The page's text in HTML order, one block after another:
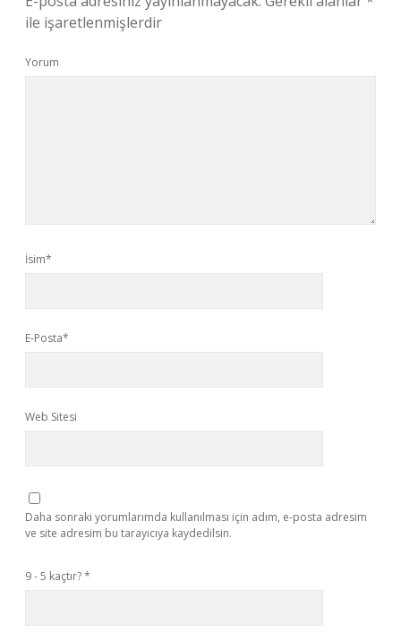
ile işaretlenmişlerdir
Yorum
İsim*
E-Posta*
Web Sitesi
Daha sonraki yorumlarımda kullanılması için adım, e-posta adresim
ve site adresim bu tarayıcıya kaydedilsin.
9 - 5 kaçtır?*